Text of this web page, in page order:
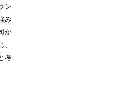
ン
み
か
考